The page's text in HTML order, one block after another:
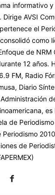
informativo
AVSI
el
como
de NRM
12 años.
FM, Radio
Diario
de
Periodismo
de